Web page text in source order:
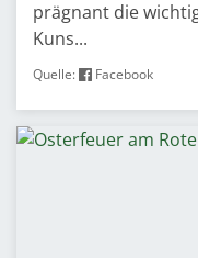
prägnant die
Kuns...
Quelle: Facebook